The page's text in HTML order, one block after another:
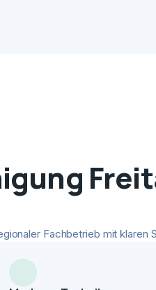
Fachbetrieb mit klaren